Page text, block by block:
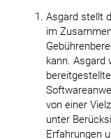
Asgard stellt
im
kann. Asgard
von einer
unter
Erfahrungen